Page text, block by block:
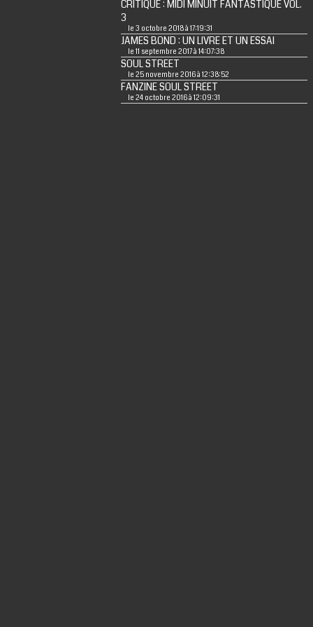
CRITIQUE : MIDI MINUIT FANTASTIQUE VOL.
3
le 3 octobre 2018 à 17:19:31
JAMES BOND : UN LIVRE ET UN ESSAI
le 11 septembre 2017 à 14:07:38
SOUL STREET
le 25 novembre 2016 à 12:38:52
FANZINE SOUL STREET
le 24 octobre 2016 à 12:09:31